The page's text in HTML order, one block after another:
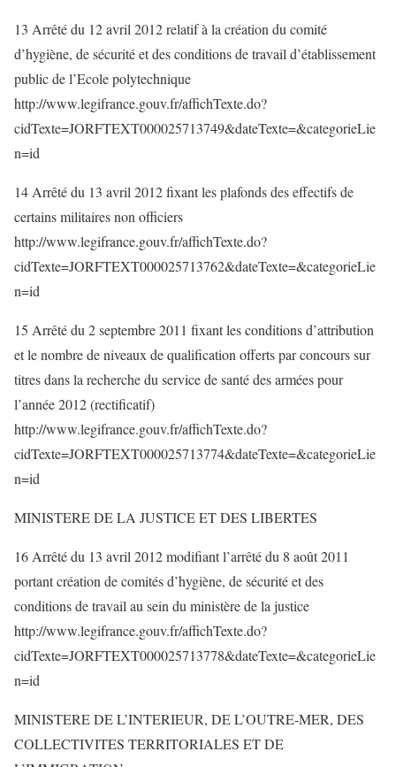
13 Arrêté du 12 avril 2012 relatif à la création du comité
d’hygiène, de sécurité et des conditions de travail d’établissement
public de l’Ecole polytechnique
http://www.legifrance.gouv.fr/affichTexte.do?
cidTexte=JORFTEXT000025713749&dateTexte=&categorieLie
n=id
14 Arrêté du 13 avril 2012 fixant les plafonds des effectifs de
certains militaires non officiers
http://www.legifrance.gouv.fr/affichTexte.do?
cidTexte=JORFTEXT000025713762&dateTexte=&categorieLie
n=id
15 Arrêté du 2 septembre 2011 fixant les conditions d’attribution
et le nombre de niveaux de qualification offerts par concours sur
titres dans la recherche du service de santé des armées pour
l’année 2012 (rectificatif)
http://www.legifrance.gouv.fr/affichTexte.do?
cidTexte=JORFTEXT000025713774&dateTexte=&categorieLie
n=id
MINISTERE DE LA JUSTICE ET DES LIBERTES
16 Arrêté du 13 avril 2012 modifiant l’arrêté du 8 août 2011
portant création de comités d’hygiène, de sécurité et des
conditions de travail au sein du ministère de la justice
http://www.legifrance.gouv.fr/affichTexte.do?
cidTexte=JORFTEXT000025713778&dateTexte=&categorieLie
n=id
MINISTERE DE L’INTERIEUR, DE L’OUTRE-MER, DES
COLLECTIVITES TERRITORIALES ET DE